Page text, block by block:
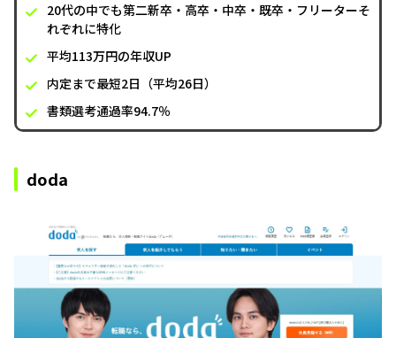
20代の中でも第二新卒・高卒・中卒・既卒・フリーターそ
れぞれに特化
平均113万円の年収UP
内定まで最短2日（平均26日）
書類選考通過率94.7％
doda